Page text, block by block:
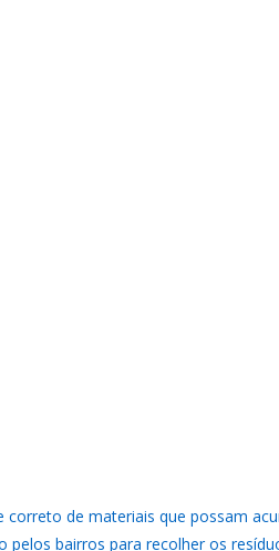
de materiais que possam
bairros para recolher os